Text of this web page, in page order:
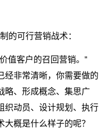
的可行营销战术：
值客户的召回营销。”
经非常清晰，你需要做的
、形成概念、集思广
织动员、设计规划、执行
概是什么样子的呢？